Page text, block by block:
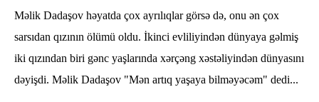
Məlik Dadaşov həyatda çox ayrılıqlar görsə də, onu ən çox
sarsıdan qızının ölümü oldu. İkinci evliliyindən dünyaya gəlmiş
iki qızından biri gənc yaşlarında xərçəng xəstəliyindən dünyasını
dəyişdi. Məlik Dadaşov "Mən artıq yaşaya bilməyəcəm" dedi...